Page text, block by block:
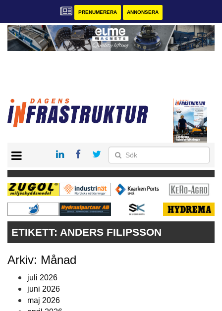
PRENUMERERA ANNONSERA
KONTAKT
VÅRA ANDRA MAGASIN
PRENUMERERA
ANNONSERA
ETIKETT: ANDERS FILIPSSON
Arkiv: Månad
juli 2026
juni 2026
maj 2026